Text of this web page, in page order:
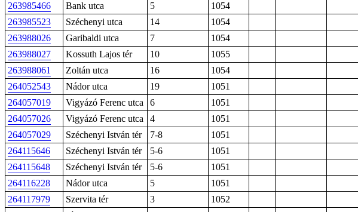
263985466
Bank utca 5 1054
263985523
Széchenyi utca 14 1054
263988026
Garibaldi utca 7 1054
263988027
Kossuth Lajos tér 10 1055
263988061
Zoltán utca 16 1054
264052543
Nádor utca 19 1051
264057019
Vigyázó Ferenc utca 6 1051
264057026
Vigyázó Ferenc utca 4 1051
264057029
Széchenyi István tér 7-8 1051
264115646
Széchenyi István tér 5-6 1051
264115648
Széchenyi István tér 5-6 1051
264116228
Nádor utca 5 1051
264117979
Szervita tér 3 1052